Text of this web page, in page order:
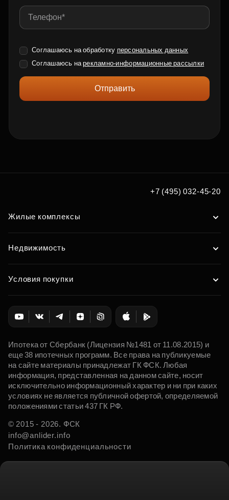
Соглашаюсь на обработку персональных данных
Соглашаюсь нарекламно-информационные рассылки
Отправить
+7 (495) 032-45-20
Жилые комплексы
Недвижимость
Условия покупки
Ипотека от Сбербанк (Лицензия №1481 от 11.08.2015) и
еще 38 ипотечных программ. Все права на публикуемые
на сайте материалы принадлежат ГК ФСК. Любая
информация, представленная на данном сайте, носит
исключительно информационный характер и ни при каких
условиях не является публичной офертой, определяемой
положениями статьи 437 ГК РФ.
© 2015 - 2026. ФСК
info@anlider.info
Политика конфиденциальности